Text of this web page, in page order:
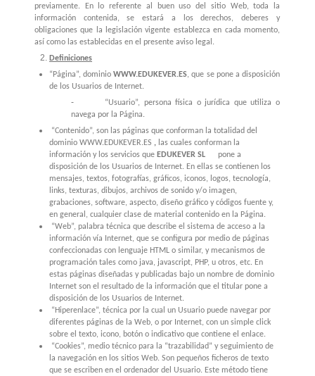
previamente. En lo referente al buen uso del sitio Web, toda la
información contenida, se estará a los derechos, deberes y
obligaciones que la legislación vigente establezca en cada momento,
así como las establecidas en el presente aviso legal.
Definiciones
“Página”, dominio WWW.EDUKEVER.ES, que se pone a disposición
de los Usuarios de Internet.
-
“Usuario”, persona física o jurídica que utiliza o
navega por la Página.
“Contenido”, son las páginas que conforman la totalidad del
dominio WWW.EDUKEVER.ES , las cuales conforman la
información y los servicios que EDUKEVER SL pone a
disposición de los Usuarios de Internet. En ellas se contienen los
mensajes, textos, fotografías, gráficos, iconos, logos, tecnología,
links, texturas, dibujos, archivos de sonido y/o imagen,
grabaciones, software, aspecto, diseño gráfico y códigos fuente y,
en general, cualquier clase de material contenido en la Página.
“Web”, palabra técnica que describe el sistema de acceso a la
información vía Internet, que se configura por medio de páginas
confeccionadas con lenguaje HTML o similar, y mecanismos de
programación tales como java, javascript, PHP, u otros, etc. En
estas páginas diseñadas y publicadas bajo un nombre de dominio
Internet son el resultado de la información que el titular pone a
disposición de los Usuarios de Internet.
“Hiperenlace”, técnica por la cual un Usuario puede navegar por
diferentes páginas de la Web, o por Internet, con un simple click
sobre el texto, icono, botón o indicativo que contiene el enlace.
“Cookies”, medio técnico para la “trazabilidad” y seguimiento de
la navegación en los sitios Web. Son pequeños ficheros de texto
que se escriben en el ordenador del Usuario. Este método tiene